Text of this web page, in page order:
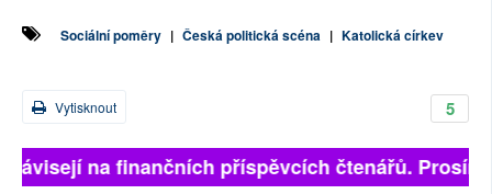
Sociální poměry | Česká politická scéna | Katolická církev
5
Vytisknout
na finančních příspěvcích čtenářů.